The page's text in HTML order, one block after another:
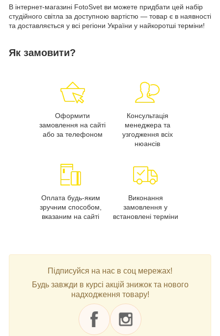
В інтернет-магазині FotoSvet ви можете придбати цей набір
студійного світла за доступною вартістю — товар є в наявності
та доставляється у всі регіони України у найкоротші терміни!
Як замовити?
Оформити
замовлення на сайті
або за телефоном
Консультація
менеджера та
узгодження всіх
нюансів
Оплата будь-яким
зручним способом,
вказаним на сайті
Виконання
замовлення у
встановлені терміни
Підписуйся на нас в соц мережах!
Будь завжди в курсі акцій знижок та нового
надходження товару!